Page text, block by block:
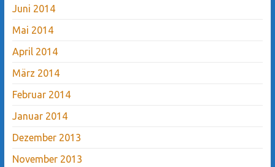
Juni 2014
Mai 2014
April 2014
März 2014
Februar 2014
Januar 2014
Dezember 2013
November 2013